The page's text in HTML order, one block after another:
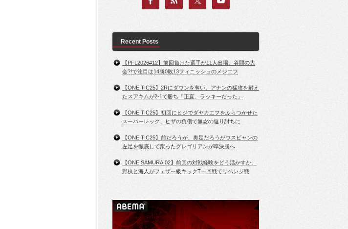
Recent Posts
【PFL2026#12】前回負けた選手が11人出場、谷間の大
会?!で注目は14勝0敗13フィニッシュのメジエフ
【ONE TIC25】2Rにダウンを奪い、アナンの猛攻を耐え
たスアキムが2-1で勝ち「正直、ラッキーだった」
【ONE TIC25】初回にヒジでダヤカエフをふらつかせた
スーパーレック、ヒザの負傷で無念の返り討ちに
【ONE TIC25】前だろうが、奥足だろうがウスビャンの
左足を徹底して蹴ったグレゴリアンが準決勝へ
【ONE SAMURAI02】前回の対戦経験をどう活かすか。
野杁と海人がフェザー級キックT一回戦でリベンジ戦